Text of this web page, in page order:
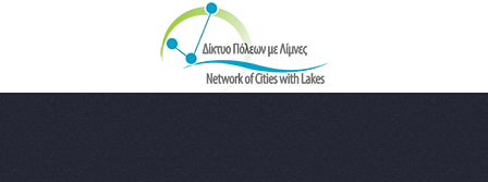
Skip to main content